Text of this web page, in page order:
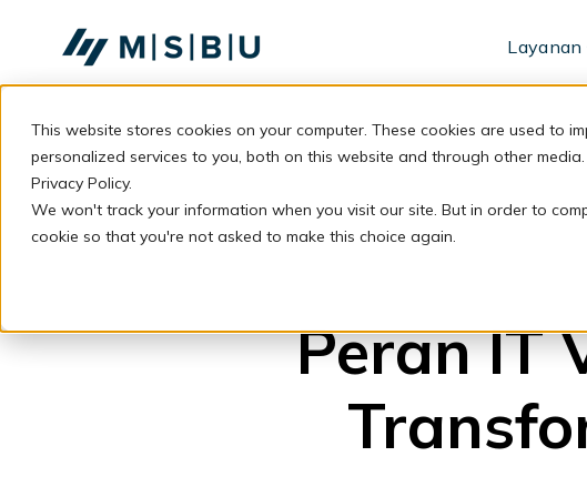
This website stores cookies on your computer. These cookies are used to
personalized services to you, both on this website and through other
Privacy Policy.
We won't track your information when you visit our site. But in order to
cookie so that you're not asked to make this choice again.
Layanan
Peran IT